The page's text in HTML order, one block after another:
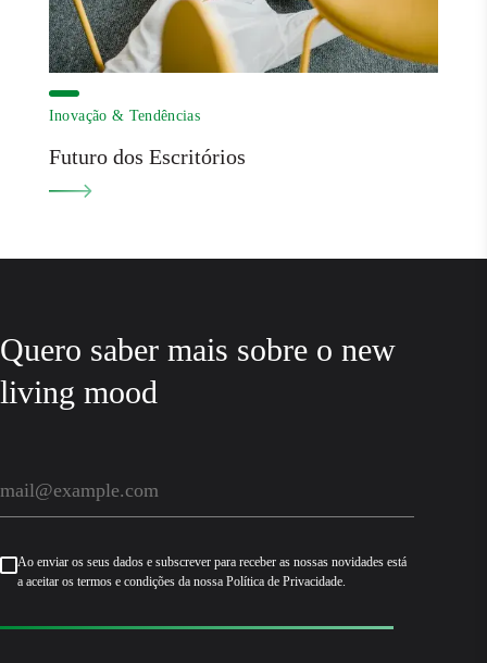
Inovação & Tendências
Futuro dos Escritórios
Quero saber mais sobre o new
living mood
Ao enviar os seus dados e subscrever para receber as nossas novidades está
a aceitar os termos e condições da nossa Política de Privacidade.